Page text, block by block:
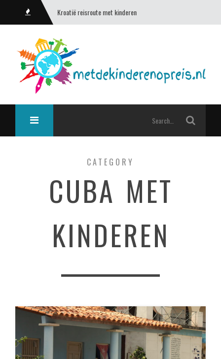
Kroatië reisroute met kinderen
CATEGORY
CUBA MET
KINDEREN